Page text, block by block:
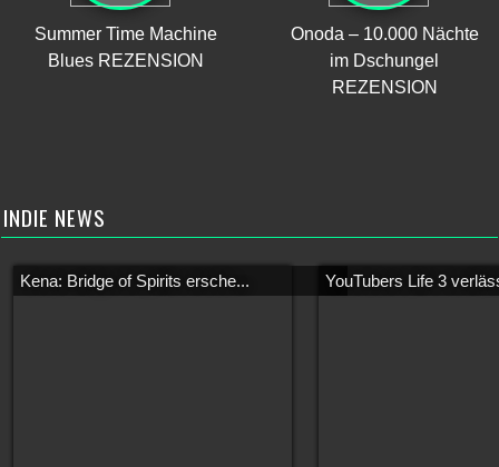
Summer Time Machine
Blues REZENSION
Onoda – 10.000 Nächte
im Dschungel
REZENSION
INDIE NEWS
Kena: Bridge of Spirits ersche... YouTubers Life 3